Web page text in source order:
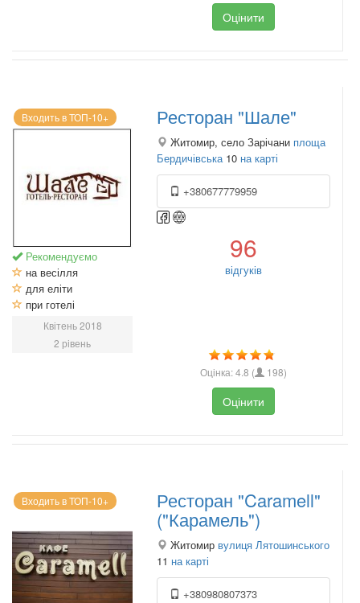
Оцінити
Входить в ТОП-10+
Рекомендуємо
на весілля
для еліти
при готелі
Квітень 2018
2 рівень
Ресторан "Шале"
Житомир, село Зарічани площа
Бердичівська 10 на карті
+380677779959
96
відгуків
Оцінка:4.8 ( 198)
Оцінити
Входить в ТОП-10+ Ресторан "Caramell"
("Карамель")
Житомир вулиця Лятошинського
11 на карті
+380980807373